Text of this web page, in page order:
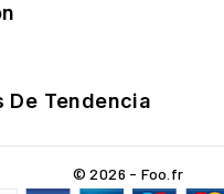
De Tendencia
© 2026 - Foo.fr